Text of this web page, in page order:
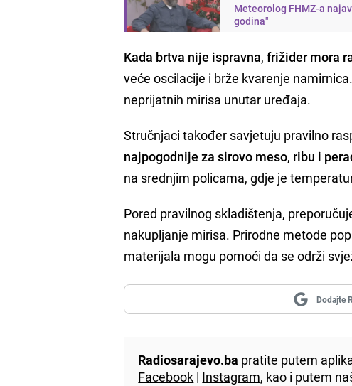
Meteorolog FHMZ-a
godina"
Kada brtva nije ispravna,frižider mora
veće oscilacije i brže kvarenje
neprijatnih mirisa unutar uređaja.
Stručnjaci također savjetuju pravilno
najpogodnije za sirovo meso, ribu i
na srednjim policama, gdje je
Pored pravilnog skladištenja,
nakupljanje mirisa. Prirodne metode
materijala mogu pomoći da se održi
Dodajte
Radiosarajevo.ba pratite putem
Facebook | Instagram, kao i putem